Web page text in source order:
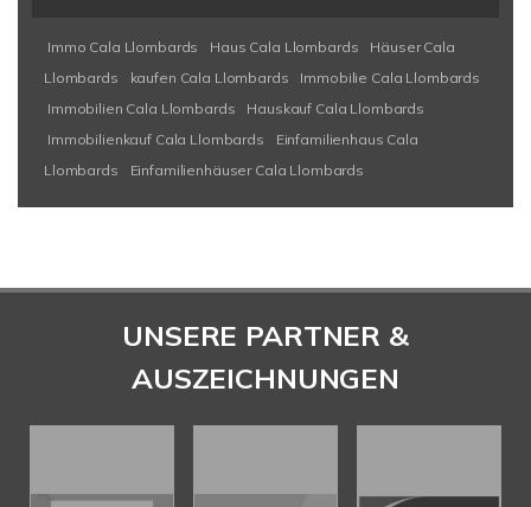
Immo Cala Llombards Haus Cala Llombards
Häuser Cala
Llombards
kaufen Cala Llombards
Immobilie Cala Llombards
Immobilien Cala Llombards
Hauskauf Cala Llombards
Immobilienkauf Cala Llombards
Einfamilienhaus Cala
Llombards
Einfamilienhäuser Cala Llombards
UNSERE PARTNER &
AUSZEICHNUNGEN